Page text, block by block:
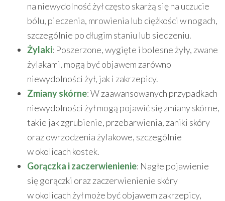
na niewydolność żył często skarżą się na uczucie
bólu, pieczenia, mrowienia lub ciężkości w nogach,
szczególnie po długim staniu lub siedzeniu.
Żylaki: Poszerzone, wygięte i bolesne żyły, zwane
żylakami, mogą być objawem zarówno
niewydolności żył, jak i zakrzepicy.
Zmiany skórne: W zaawansowanych przypadkach
niewydolności żył mogą pojawić się zmiany skórne,
takie jak zgrubienie, przebarwienia, zaniki skóry
oraz owrzodzenia żylakowe, szczególnie
w okolicach kostek.
Gorączka i zaczerwienienie: Nagłe pojawienie
się gorączki oraz zaczerwienienie skóry
w okolicach żył może być objawem zakrzepicy,